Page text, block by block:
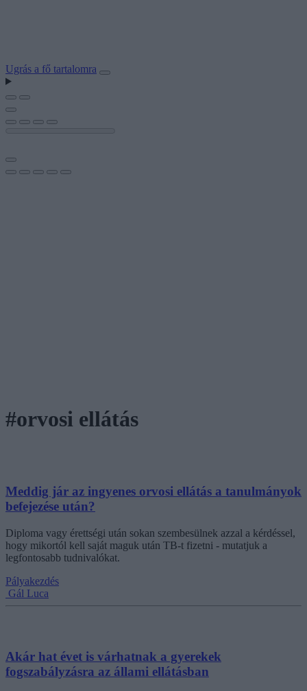
Ugrás a fő tartalomra
#orvosi ellátás
Meddig jár az ingyenes orvosi ellátás a tanulmányok
befejezése után?
Diploma vagy érettségi után sokan szembesülnek azzal a kérdéssel,
hogy mikortól kell saját maguk után TB-t fizetni - mutatjuk a
legfontosabb tudnivalókat.
Pályakezdés
Gál Luca
Akár hat évet is várhatnak a gyerekek
fogszabályzásra az állami ellátásban